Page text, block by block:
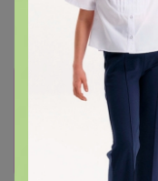
лишь
Показать